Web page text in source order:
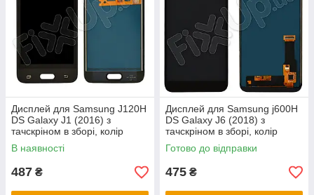
Дисплей для Samsung J120H
DS Galaxy J1 (2016) з
тачскріном в зборі, колір
чорний, TFT c регулюванням
В наявності
487 ₴
Дисплей для Samsung j600H
DS Galaxy J6 (2018) з
тачскріном в зборі, колір
чорний, TFT c регулюванням
Готово до відправки
475 ₴